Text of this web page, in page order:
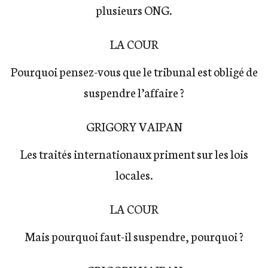
plusieurs ONG.
LA COUR
Pourquoi pensez-vous que le tribunal est obligé de
suspendre l’affaire ?
GRIGORY VAIPAN
Les traités internationaux priment sur les lois
locales.
LA COUR
Mais pourquoi faut-il suspendre, pourquoi ?